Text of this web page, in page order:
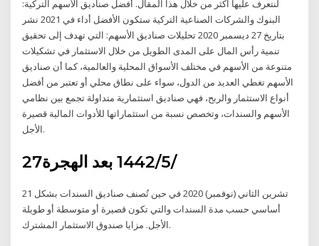
لنتعرف عليها اكثر من خلال هذا المقال. أفضل صناديق الأسهم التركية:
البنوك والشركات الصناعية التركية ستكون الأفضل أداء في 2021 نشر
بتاريخ 27 ديسمبر 2020 تحليلات صناديق الأسهم: التي تهدف إلى تحقيق
تنمية رأس المال على المدى الطويل من خلال الاستثمار في تشكيلات
متنوعة من الأسهم في مختلف الأسواق المحلية والعالمية، كما أن صناديق
الأسهم تغطي العديد من الدول، سواء على نطاق محلي أو تعتبر من أفضل
أنواع الاستثمار والربح، فهي صناديق استثمارية متداولة تجمع بين نظامي
الأسهم والسندات، وتخصص نسبة من استثماراتها للأدوات المالية قصيرة
الأجل.
27‏‏/5‏‏/1442 بعد الهجرة
21 تشرين الثاني (نوفمبر) 2020 في حين تُصنف صناديق السندات بشكل
أساسي حسب مدة السندات والتي تكون قصيرة أو متوسطة أو طويلة
الأجل. مزايا صندوق الاستثمار المشترك.